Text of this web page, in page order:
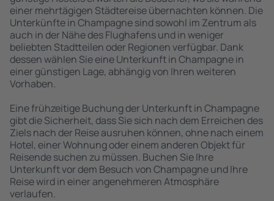
einer mehrtägigen Städtereise übernachten können. Die
Unterkünfte in Champagne sind sowohl im Zentrum als
auch in der Nähe des Flughafens und in weniger
beliebten Stadtteilen oder Regionen verfügbar. Dank
dessen wählen Sie eine Unterkunft in Champagne in
einer günstigen Lage, abhängig von Ihren weiteren
Vorhaben.
Eine frühzeitige Buchung der Unterkunft in Champagne
gibt die Sicherheit, dass Sie sich nach dem Erreichen des
Ziels nach der Reise ausruhen können, ohne nach einem
Hotel, einer Wohnung oder einem anderen Objekt für
Reisende suchen zu müssen. Buchen Sie Ihre
Unterkunft vor dem Besuch von Champagne und Ihre
Reise wird in einer angenehmeren Atmosphäre
verlaufen.